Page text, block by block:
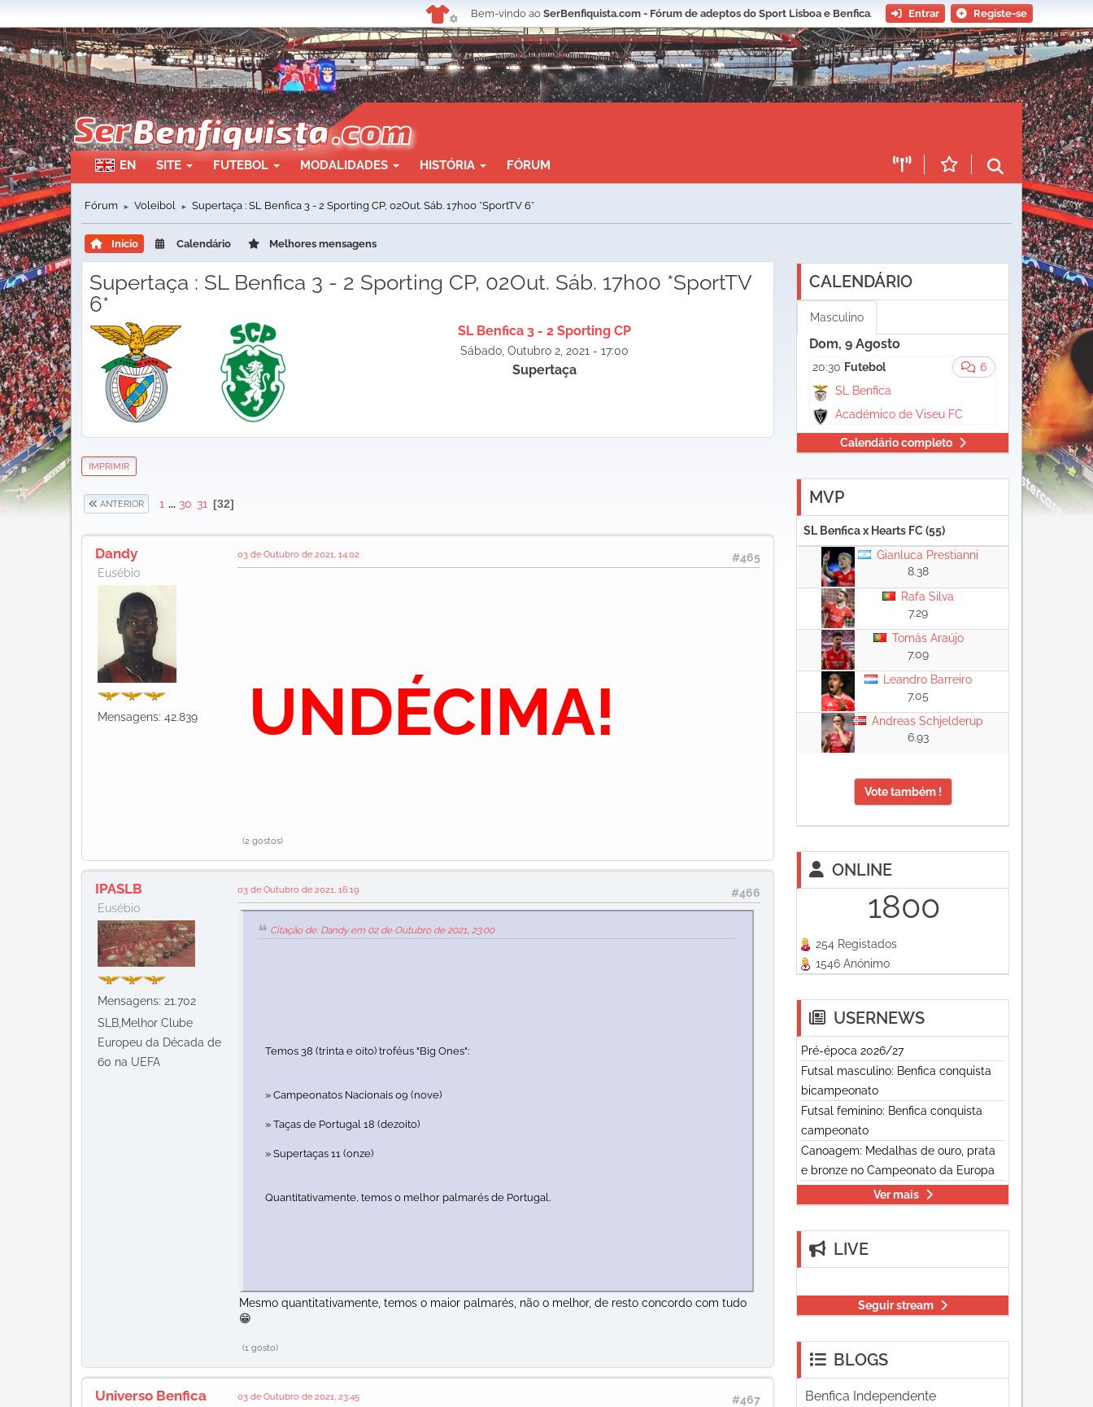
Bem-vindo ao SerBenfiquista.com - Fórum de adeptos do Sport Lisboa e Benfica. Entrar Registe-se
EN SITE FUTEBOL MODALIDADES HISTÓRIA FÓRUM
Fórum ► Voleibol ► Supertaça : SL Benfica 3 - 2 Sporting CP, 02Out. Sáb. 17h00 *SportTV 6*
Início Calendário Melhores mensagens
Supertaça : SL Benfica 3 - 2 Sporting CP, 02Out. Sáb. 17h00 *SportTV
6*
SL Benfica 3 - 2 Sporting CP
Sábado, Outubro 2, 2021 - 17:00
Supertaça
IMPRIMIR
ANTERIOR 1 ... 30 31 32
Dandy
Eusébio
Mensagens: 42.839
#465
03 de Outubro de 2021, 14:02
UNDÉCIMA!
(2 gostos)
IPASLB
Eusébio
Mensagens: 21.702
SLB,Melhor Clube
Europeu da Década de
60 na UEFA
#466
03 de Outubro de 2021, 16:19
Citação de: Dandy em 02 de Outubro de 2021, 23:00
Temos 38 (trinta e oito) troféus "Big Ones":
» Campeonatos Nacionais 09 (nove)
» Taças de Portugal 18 (dezoito)
» Supertaças 11 (onze)
Quantitativamente, temos o melhor palmarés de Portugal.
Mesmo quantitativamente, temos o maior palmarés, não o melhor, de resto concordo com tudo
😁
(1 gosto)
Universo Benfica #467
03 de Outubro de 2021, 23:45
CALENDÁRIO
Masculino
Dom, 9 Agosto
6
20:30 Futebol
SL Benfica
Académico de Viseu FC
Calendário completo
MVP
SL Benfica x Hearts FC (55)
Gianluca Prestianni
8.38
Rafa Silva
7.29
Tomás Araújo
7.09
Leandro Barreiro
7.05
Andreas Schjelderup
6.93
Vote também !
ONLINE
1800
254 Registados
1546 Anónimo
USERNEWS
Pré-época 2026/27
Futsal masculino: Benfica conquista
bicampeonato
Futsal feminino: Benfica conquista
campeonato
Canoagem: Medalhas de ouro, prata
e bronze no Campeonato da Europa
Ver mais
LIVE
Seguir stream
BLOGS
Benfica Independente